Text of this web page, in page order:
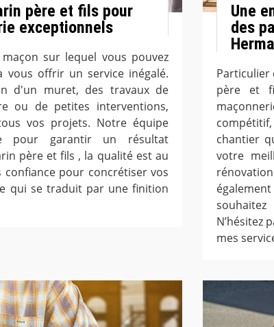
père et fils pour
exceptionnels
sur lequel vous pouvez
vous offrir un service inégalé.
d'un muret, des travaux de
ou de petites interventions,
vos projets. Notre équipe
pour garantir un résultat
père et fils , la qualité est au
pour concrétiser vos
qui se traduit par une finition
Une
des
Particulier
père et
chantier
votre
N’hésitez
mes